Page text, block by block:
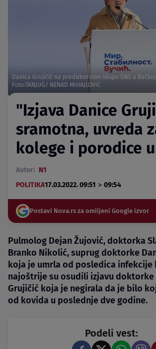
Danica Grujičić na predizbornom skupu SNS u
Foto:TANJUG/ NENAD MIHAJLOVIC
"Izjava Danice
sramotna, uvreda
kolege i porodice
Autor: N1
POLITIKA17.03.2022. 09:51 > 09:54
Postavi Nova.rs za omiljeni Google izvor
Pulmolog Dejan Žujović, doktorka
Branko Nikolić, suprug doktorke
koja je umrla od posledica infekcije
najoštrije su osudili izjavu doktorke
Grujičić koja je negirala da je bilo
od kovida u poslednje dve godine.
Podeli vest: